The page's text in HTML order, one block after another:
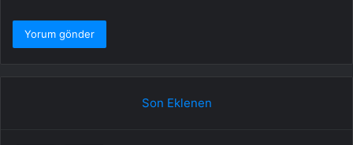
Son Eklenen